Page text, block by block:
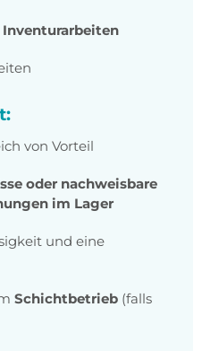
Inventurarbeiten
von Vorteil
oder nachweisbare
im Lager
und eine
Schichtbetrieb (falls